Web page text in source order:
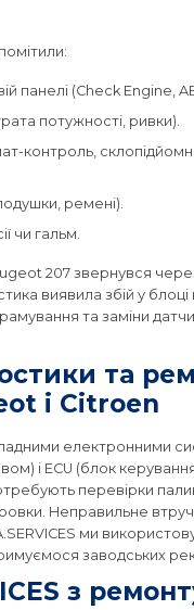
панелі (Check Engine,
потужності, ривки).
контроль,
ремені).
чи гальм.
207 звернувся
виявила збій у
та заміни
та
і Citroen
електронними
і ECU (блок
перевірки
Неправильне
ми
заводських
з